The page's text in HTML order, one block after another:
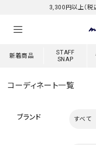
3,300円以上（税
新着商品
STAFF
SNAP
コーディネート一覧
ブランド すべて